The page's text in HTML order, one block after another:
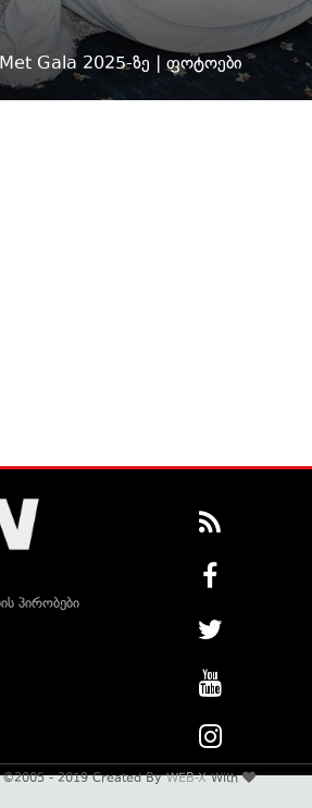
Met Gala 2025-ზე | ფოტოები
პირობები
©2005 - 2019 Created ByWEB-XWith